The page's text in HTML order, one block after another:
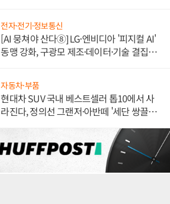
전자·전기·정보통신
[AI 뭉쳐야 산다⑧] LG·엔비디아 '피지컬 AI'
동맹 강화, 구광모 제조·데이터·기술 결집
자동차·부품
현대차 SUV 국내 베스트셀러 톱10에서 사
라진다, 정의선 그랜저·아반떼 '세단 쌍끌